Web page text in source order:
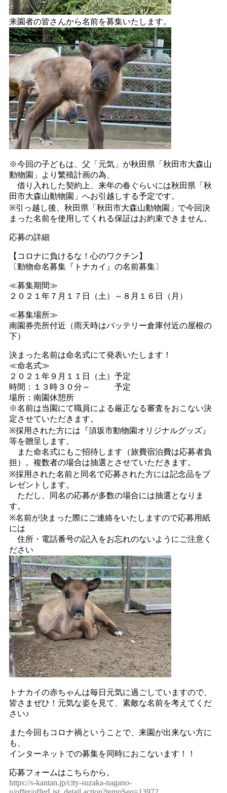
来園者の皆さんから名前を募集いたします。
※今回の子どもは、父「元気」が秋田県「秋田市大森山
動物園」より繁殖計画の為、
借り入れした契約上、来年の春ぐらいには秋田県「秋
田市大森山動物園」へお引越しする予定です。
※引っ越し後、秋田県「秋田市大森山動物園」で今回決
まった名前を使用してくれる保証はお約束できません。
応募の詳細
【コロナに負けるな！心のワクチン】
〔動物命名募集『トナカイ』の名前募集〕
≪募集期間≫
２０２１年７月１７日（土）～８月１６日（月）
≪募集場所≫
南園券売所付近（雨天時はバッテリー倉庫付近の屋根の
下）
決まった名前は命名式にて発表いたします！
≪命名式≫
２０２１年９月１１日（土）予定
時間：１３時３０分～ 予定
場所：南園休憩所
※名前は当園にて職員による厳正なる審査をおこない決
定させていただきます。
※採用された方には『須坂市動物園オリジナルグッズ』
等を贈呈します。
また命名式にもご招待します（旅費宿泊費は応募者負
担）。複数者の場合は抽選とさせていただきます。
※採用された名前と同名で応募された方には記念品をプ
レゼントします。
ただし、同名の応募が多数の場合には抽選となりま
す。
※名前が決まった際にご連絡をいたしますので応募用紙
には
住所・電話番号の記入をお忘れのないようにご注意く
ださい
トナカイの赤ちゃんは毎日元気に過ごしていますので、
皆さまぜひ！元気な姿を見て、素敵な名前を考えてくだ
さい♪
また今回もコロナ禍ということで、来園が出来ない方に
も、
インターネットでの募集を同時におこないます！！
応募フォームはこちらから。
https://s-kantan.jp/city-suzaka-nagano-